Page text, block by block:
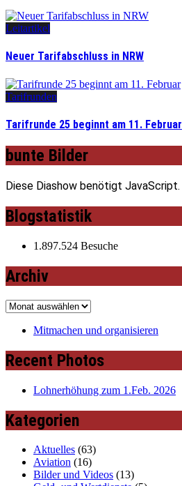
Leitartikel
Neuer Tarifabschluss in NRW
Tarifrunden
Tarifrunde 25 beginnt am 11. Februar
bunte Bilder
Diese Diashow benötigt JavaScript.
Blogstatistik
1.897.524 Besuche
Archiv
Archiv
Mitmachen und organisieren
Recent Photos
Lohnerhöhung zum 1.Feb. 2026
Kategorien
Aktuelles (63)
Aviation (16)
Bilder und Videos (13)